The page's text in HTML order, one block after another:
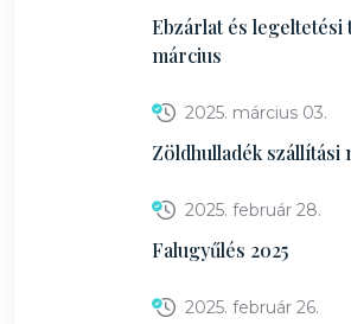
Ebzárlat és legeltetési
március
2025. március 03.
Zöldhulladék szállítási
2025. február 28.
Falugyűlés 2025
2025. február 26.